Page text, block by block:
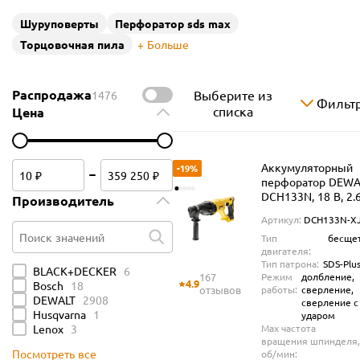
Шуруповерты
Перфоратор sds max
Торцовочная пила
Больше
Распродажа1476
Цена
Производитель
Поиск значений
BLACK+DECKER
6
Bosch
18
DEWALT 2908
Husqvarna 1
Lenox 3
Посмотреть все
Выберите из
списка
-19%
4.9167
отзывов
Аккумуляторный
перфоратор
DCH133N, 18 В,
ЗУ (DCH133N-XJ)
Артикул: DCH133N-
Тип
двигателя:
Тип патрона: SDS-
Режим
работы:
долбление,
сверление,
сверление с
ударом
Max частота
вращения шпинделя,
об/мин: